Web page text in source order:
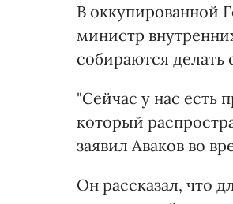
В оккупированной
министр
собираются делать
"Сейчас у нас есть
который
заявил Аваков во
Он рассказал, что